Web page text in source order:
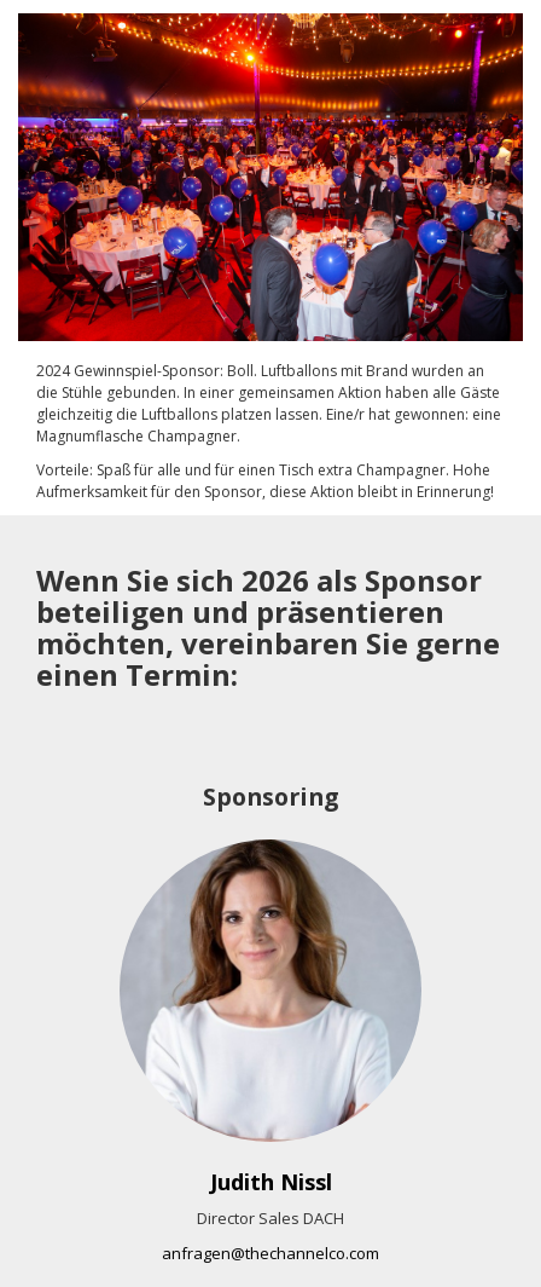
2024 Gewinnspiel-Sponsor: Boll. Luftballons mit Brand wurden an
die Stühle gebunden. In einer gemeinsamen Aktion haben alle Gäste
gleichzeitig die Luftballons platzen lassen. Eine/r hat gewonnen: eine
Magnumflasche Champagner.
Vorteile: Spaß für alle und für einen Tisch extra Champagner. Hohe
Aufmerksamkeit für den Sponsor, diese Aktion bleibt in Erinnerung!
Wenn Sie sich 2026 als Sponsor
beteiligen und präsentieren
möchten, vereinbaren Sie gerne
einen Termin:
Sponsoring
Judith Nissl
Director Sales DACH
anfragen@thechannelco.com